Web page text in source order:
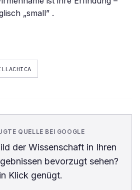
„small” .
QUELLE BEI GOOGLE
der Wissenschaftin Ihren
bevorzugt sehen?
Klick genügt.